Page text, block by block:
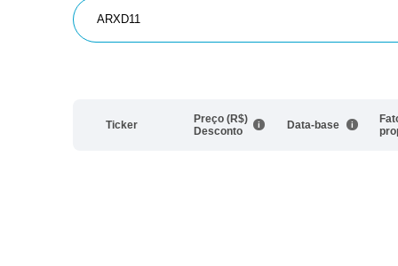
Ticker
Preço (R$)
Desconto
Data-base